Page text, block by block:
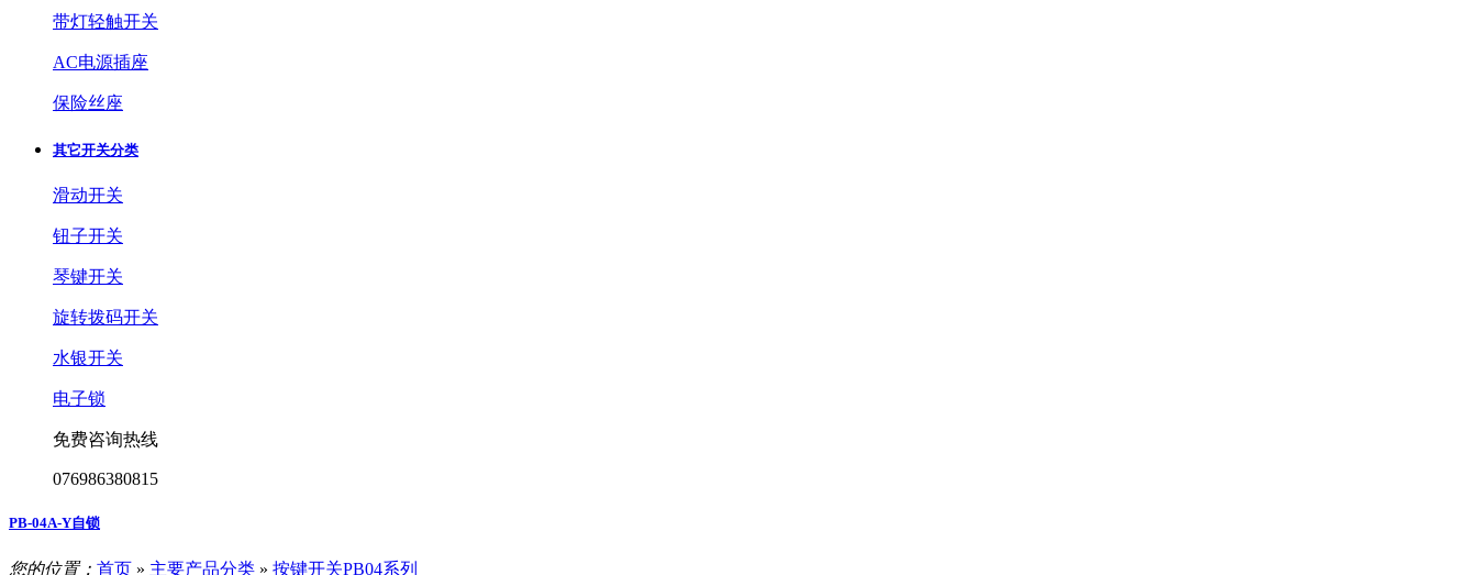
带灯轻触开关
AC电源插座
保险丝座
其它开关分类
滑动开关
钮子开关
琴键开关
旋转拨码开关
水银开关
电子锁
免费咨询热线
076986380815
PB-04A-Y自锁
您的位置： 首页 » 主要产品分类 » 按键开关PB04系列